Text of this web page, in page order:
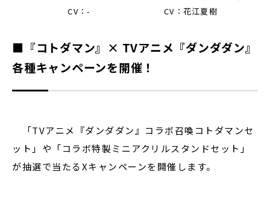
CV：-
CV：花江夏樹
■『コトダマン』× TVアニメ『ダンダダン』
各種キャンペーンを開催！
「TVアニメ『ダンダダン』コラボ召喚コトダマンセ
ット」や「コラボ特製ミニアクリルスタンドセット」
が抽選で当たるXキャンペーンを開催します。